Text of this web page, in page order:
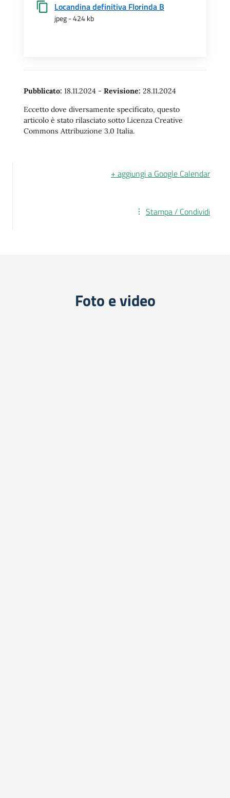
Locandina definitiva Florinda B
jpeg - 424 kb
Pubblicato: 18.11.2024 - Revisione: 28.11.2024
Eccetto dove diversamente specificato, questo
articolo è stato rilasciato sotto Licenza Creative
Commons Attribuzione 3.0 Italia.
+ aggiungi a Google Calendar
Stampa / Condividi
Foto e video